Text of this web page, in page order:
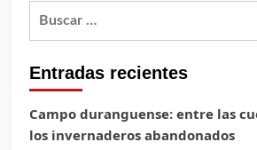
Buscar:
Entradas recientes
Campo duranguense: entre las
los invernaderos abandonados